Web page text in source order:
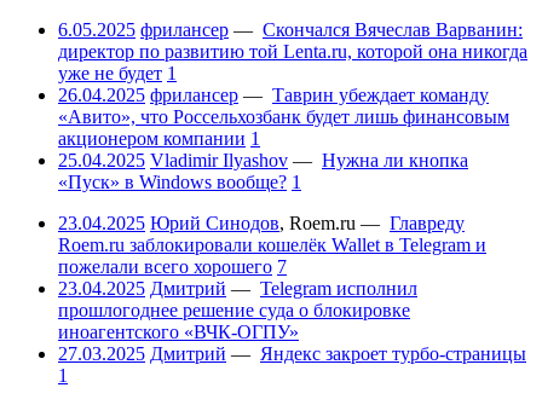
6.05.2025 фрилансер — Скончался Вячеслав Варванин:
директор по развитию той Lenta.ru, которой она никогда
уже не будет 1
26.04.2025 фрилансер — Таврин убеждает команду
«Авито», что Россельхозбанк будет лишь финансовым
акционером компании 1
25.04.2025 Vladimir Ilyashov — Нужна ли кнопка
«Пуск» в Windows вообще? 1
23.04.2025 Юрий Синодов, Roem.ru — Главреду
Roem.ru заблокировали кошелёк Wallet в Telegram и
пожелали всего хорошего 7
23.04.2025 Дмитрий — Telegram исполнил
прошлогоднее решение суда о блокировке
иноагентского «ВЧК-ОГПУ»
27.03.2025 Дмитрий — Яндекс закроет турбо-страницы
1